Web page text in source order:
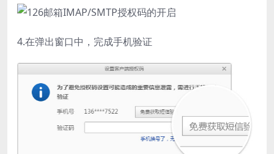
4.在弹出窗口中，完成手机验证